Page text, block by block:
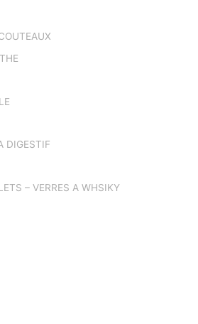
DIGESTIF
– VERRES A WHSIKY